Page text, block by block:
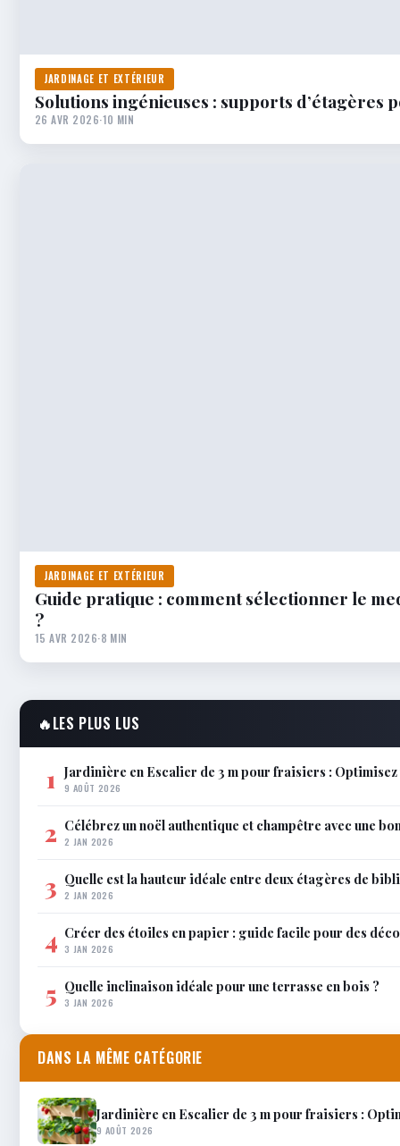
JARDINAGE ET EXTÉRIEUR
Solutions ingénieuses : supports
26 AVR 2026·10 MIN
JARDINAGE ET EXTÉRIEUR
Guide pratique : comment sélectionner le
?
15 AVR 2026·8 MIN
🔥LES PLUS LUS
1 Jardinière en Escalier de 3 m pour fraisiers :
9 AOÛT 2026
2 Célébrez un noël authentique et champêtre avec une
2 JAN 2026
3 Quelle est la hauteur idéale entre deux étagères de
2 JAN 2026
4 Créer des étoiles en papier : guide facile pour des
3 JAN 2026
5 Quelle inclinaison idéale pour une terrasse en bois ?
3 JAN 2026
DANS LA MÊME CATÉGORIE
Jardinière en Escalier de 3 m pour fraisiers :
9 AOÛT 2026